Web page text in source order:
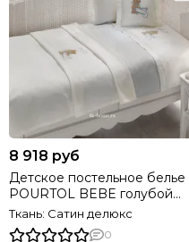
8 918 руб
Детское постельное белье
POURTOL BEBE голубой
сатин делюкс TIVOLYO
HOME Турция
Ткань: Сатин делюкс
0